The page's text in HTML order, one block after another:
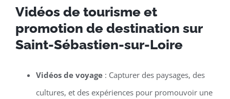
Vidéos de tourisme et
promotion de destination sur
Saint-Sébastien-sur-Loire
Vidéos de voyage: Capturer des paysages, des
cultures, et des expériences pour promouvoir une